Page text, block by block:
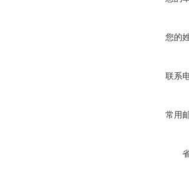
您的
联系
常用